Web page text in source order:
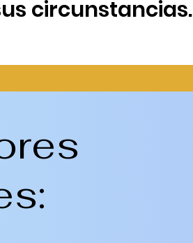
circunstancias.